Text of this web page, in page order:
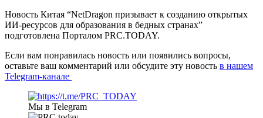
Новость Китая “NetDragon призывает к созданию открытых
ИИ-ресурсов для образования в бедных странах”
подготовлена Порталом PRC.TODAY.
Если вам понравилась новость или появились вопросы,
оставьте ваш комментарий или обсудите эту новость в нашем
Telegram-канале
Мы в Telegram